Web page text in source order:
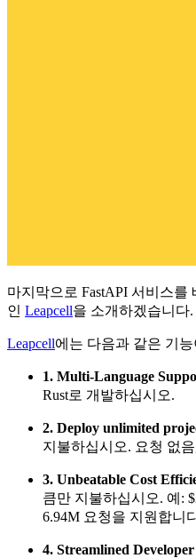
마지막으로 FastAPI 서비스
인 Leapcell을 소개하겠습니다.
Leapcell에는 다음과 같은 기
1. Multi-Language
Rust로 개발하십시오.
2. Deploy unlimited
지불하십시오. 요청 없
3. Unbeatable Cost
큼만 지불하십시오. 예:
6.94M 요청을 지원합니
4. Streamlined